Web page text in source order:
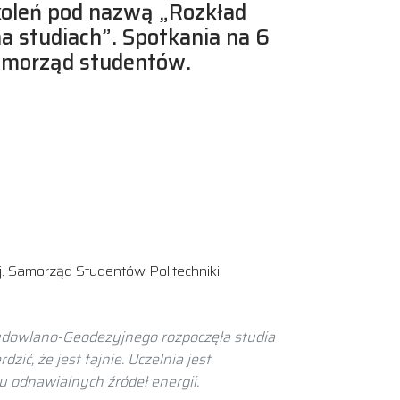
pod nazwą „Rozkład
studiach”. Spotkania na 6
studentów.
Samorząd Studentów Politechniki
Geodezyjnego rozpoczęła studia
że jest fajnie. Uczelnia jest
odnawialnych źródeł energii.